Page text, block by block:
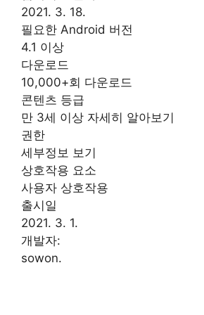
2021. 3. 18.
필요한 Android 버전
4.1 이상
다운로드
10,000+회 다운로드
콘텐츠 등급
만 3세 이상 자세히 알아보기
권한
세부정보 보기
상호작용 요소
사용자 상호작용
출시일
2021. 3. 1.
개발자:
sowon.